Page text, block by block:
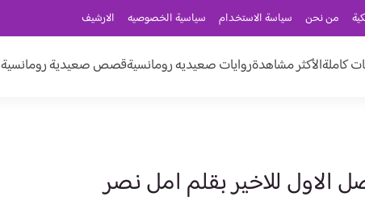
من نحن سياسة الاستخدام سياسية الخصوصيه الارشيف
كاملةالأكثر مشاهدةروايات صعيديه رومانسيةقصص صعيدية رومانسية
الاول للاخير بقلم امل نصر